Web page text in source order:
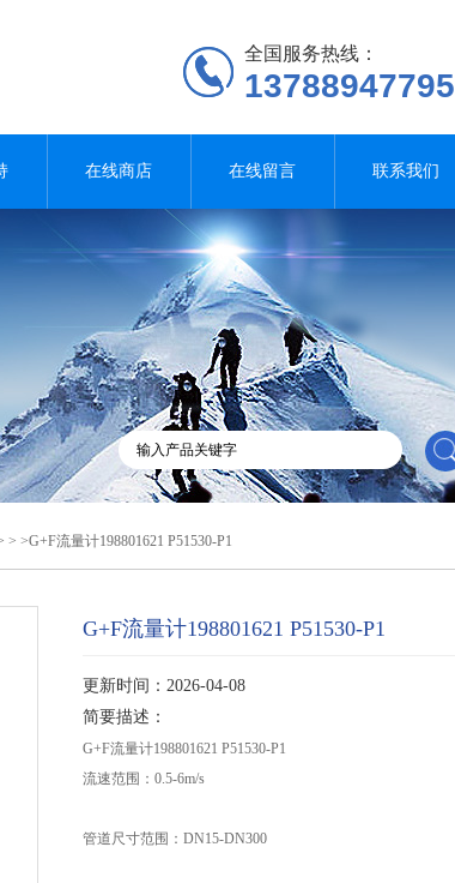
全国服务热线：
13788947795
在线商店 在线留言 联系我们
> >G+F流量计198801621 P51530-P1
G+F流量计198801621 P51530-P1
更新时间：2026-04-08
简要描述：
G+F流量计198801621 P51530-P1
流速范围：0.5-6m/s
管道尺寸范围：DN15-DN300